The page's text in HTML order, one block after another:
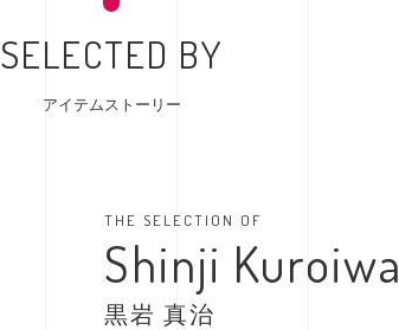
SELECTED BY
アイテムストーリー
THE SELECTION OF
Shinji Kuroiwa
黒岩 真治